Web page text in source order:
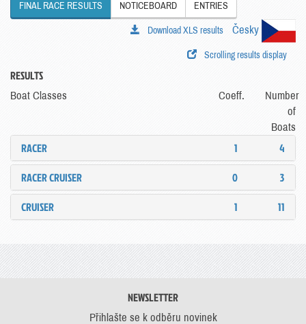
FINAL RACE RESULTS NOTICEBOARD ENTRIES
Česky
Download XLS results
Scrolling results display
RESULTS
Boat Classes Coeff.
Number
of
Boats
RACER 1
4
RACER CRUISER
0
3
CRUISER
1 11
NEWSLETTER
Přihlašte se k odběru novinek